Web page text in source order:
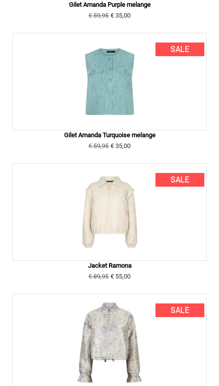
Gilet Amanda Purple melange
€ 59,95 € 35,00
SALE
Gilet Amanda Turquoise melange
€ 59,95 € 35,00
SALE
Jacket Ramona
€ 89,95 € 55,00
SALE